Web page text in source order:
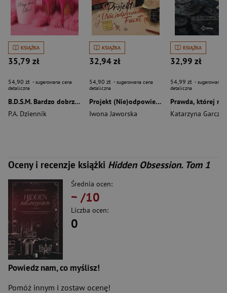
KSIĄŻKA
35,79 zł
54,90 zł - sugerowana cena
detaliczna
B.D.S.M. Bardzo dobrze spaprane możliwości
P.A. Dziennik
KSIĄŻKA
32,94 zł
54,90 zł - sugerowana cena
detaliczna
Projekt (Nie)odpowiedni facet
Iwona Jaworska
KSIĄŻKA
32,99 zł
54,99 zł - sugerowana
detaliczna
Katarzyna Garczyk
Oceny i recenzje książki Hidden Obsession. Tom 1
Średnia ocen:
~ /10
Liczba ocen:
0
Powiedz nam, co myślisz!
Pomóż innym i zostaw ocenę!